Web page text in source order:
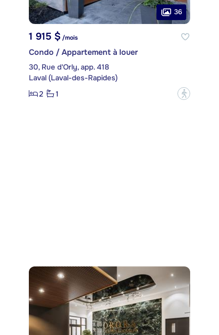
36
1 915 $/mois
Condo / Appartement à louer
30, Rue d'Orly, app. 418
Laval (Laval-des-Rapides)
2
1 ?